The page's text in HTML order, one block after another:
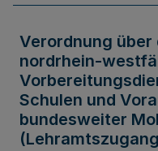
Verordnung über
nordrhein-
Schulen und
bundesweiter